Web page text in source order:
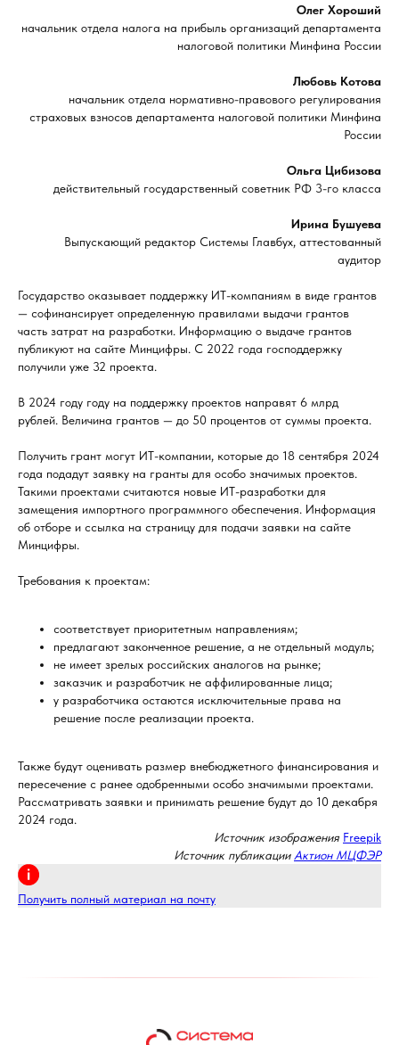
Олег Хороший
начальник отдела налога на прибыль организаций департамента
налоговой политики Минфина России
Любовь Котова
начальник отдела нормативно-правового регулирования
страховых взносов департамента налоговой политики Минфина
России
Ольга Цибизова
действительный государственный советник РФ 3-го класса
Ирина Бушуева
Выпускающий редактор Системы Главбух, аттестованный
аудитор
Государство оказывает поддержку ИТ-компаниям в виде грантов
— софинансирует определенную правилами выдачи грантов
часть затрат на разработки. Информацию о выдаче грантов
публикуют на сайте Минцифры. С 2022 года господдержку
получили уже 32 проекта.
В 2024 году году на поддержку проектов направят 6 млрд
рублей. Величина грантов — до 50 процентов от суммы проекта.
Получить грант могут ИТ-компании, которые до 18 сентября 2024
года подадут заявку на гранты для особо значимых проектов.
Такими проектами считаются новые ИТ-разработки для
замещения импортного программного обеспечения. Информация
об отборе и ссылка на страницу для подачи заявки на сайте
Минцифры.
Требования к проектам:
соответствует приоритетным направлениям;
предлагают законченное решение, а не отдельный модуль;
не имеет зрелых российских аналогов на рынке;
заказчик и разработчик не аффилированные лица;
у разработчика остаются исключительные права на
решение после реализации проекта.
Также будут оценивать размер внебюджетного финансирования и
пересечение с ранее одобренными особо значимыми проектами.
Рассматривать заявки и принимать решение будут до 10 декабря
2024 года.
Источник изображения Freepik
Источник публикации Актион МЦФЭР
Получить полный материал на почту